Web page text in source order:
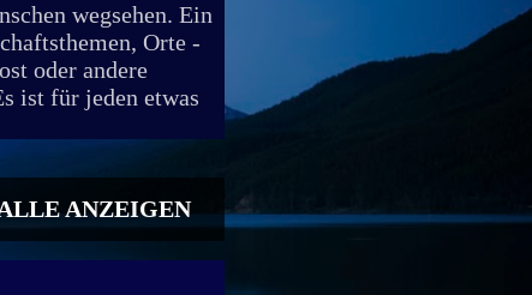
wegsehen. Ein
Orte -
oder andere
ist für jeden etwas
ANZEIGEN